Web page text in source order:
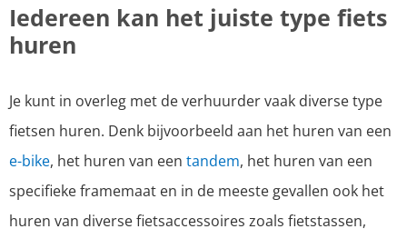
Iedereen kan het juiste type fiets
huren
Je kunt in overleg met de verhuurder vaak diverse type
fietsen huren. Denk bijvoorbeeld aan het huren van een
e-bike, het huren van een tandem, het huren van een
specifieke framemaat en in de meeste gevallen ook het
huren van diverse fietsaccessoires zoals fietstassen,